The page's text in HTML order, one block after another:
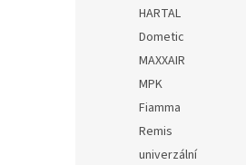
HARTAL
Dometic
MAXXAIR
MPK
Fiamma
Remis
univerzální